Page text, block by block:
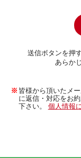
送信ボタンを押
あらか
皆様から頂いたメ
に返信・対応をお
下さい。 個人情報